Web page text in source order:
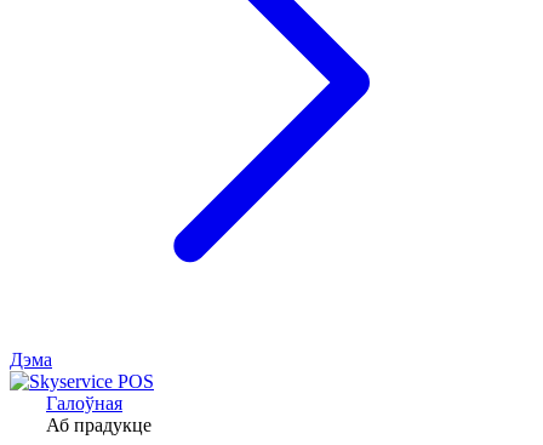
Дэма
Галоўная
Аб прадукце